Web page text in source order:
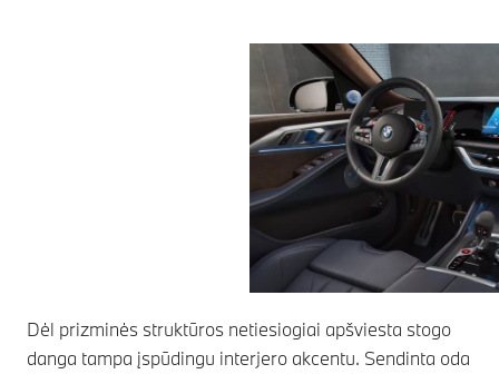
Dėl prizminės struktūros netiesiogiai apšviesta stogo
danga tampa įspūdingu interjero akcentu. Sendinta oda